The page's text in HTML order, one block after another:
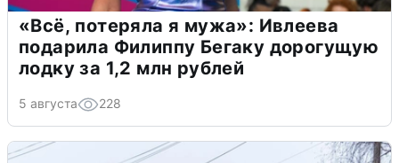
«Всё, потеряла я мужа»: Ивлеева
подарила Филиппу Бегаку дорогущую
лодку за 1,2 млн рублей
5 августа 228